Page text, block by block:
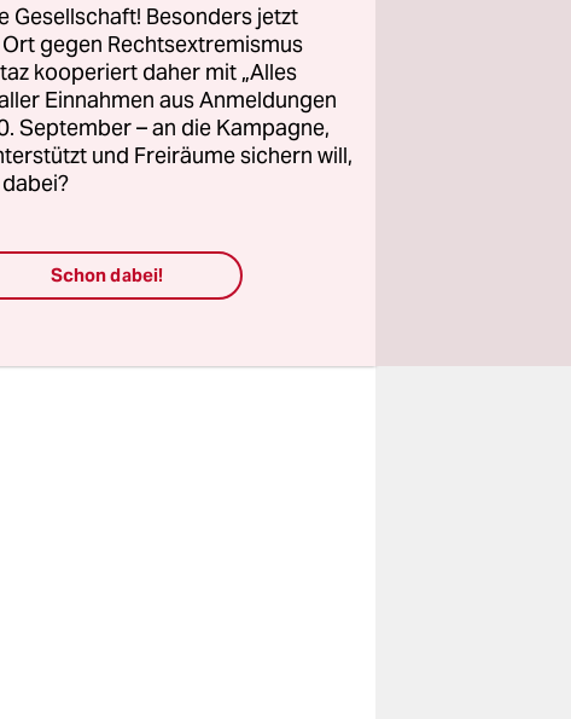
eines
jede
oder nicht.
Kindern.
Besonders jetzt
gegen Rechtsextremismus
kooperiert daher mit „Alles
Einnahmen aus Anmeldungen
September – an die Kampagne,
und Freiräume sichern will,
Schon dabei!